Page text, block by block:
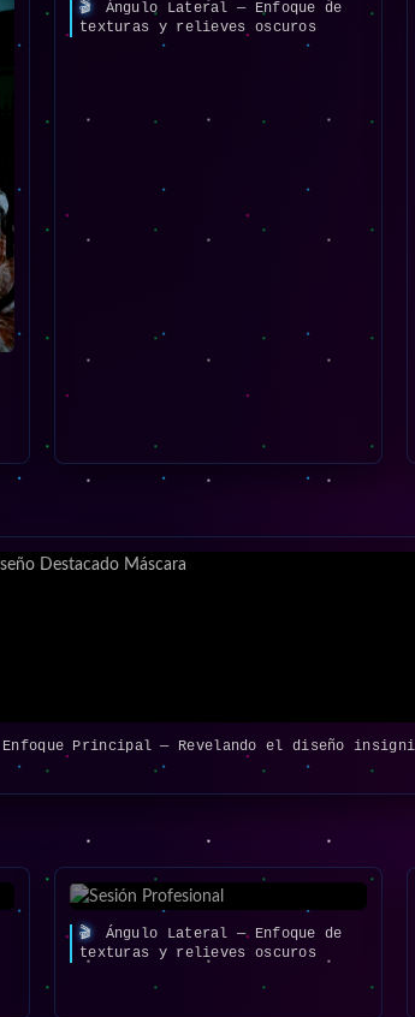
🎬
Ángulo Lateral — Enfoque de
texturas y relieves oscuros
Enfoque Principal — Revelando el diseño
🎬
Ángulo Lateral — Enfoque de
texturas y relieves oscuros